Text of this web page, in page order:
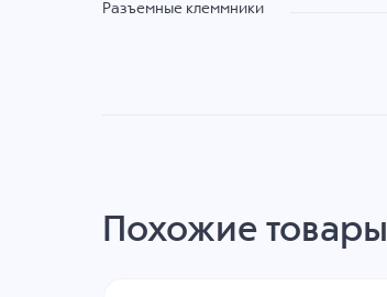
Разъемные клеммники
Похожие товары